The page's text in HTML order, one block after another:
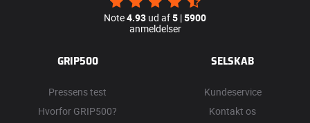
Note4.93 ud af5 |5900
anmeldelser
GRIP500
Pressens test
Hvorfor GRIP500?
SELSKAB
Kundeservice
Kontakt os